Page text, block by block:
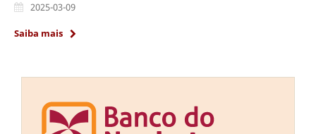
2025-03-09
Saiba mais